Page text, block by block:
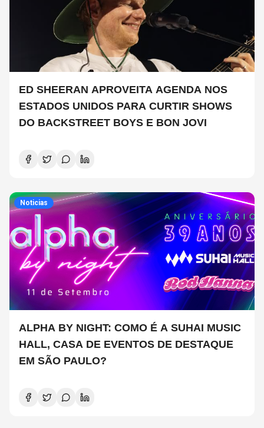
ED SHEERAN APROVEITA AGENDA NOS
ESTADOS UNIDOS PARA CURTIR SHOWS
DO BACKSTREET BOYS E BON JOVI
Noticias
ALPHA BY NIGHT: COMO É A SUHAI MUSIC
HALL, CASA DE EVENTOS DE DESTAQUE
EM SÃO PAULO?